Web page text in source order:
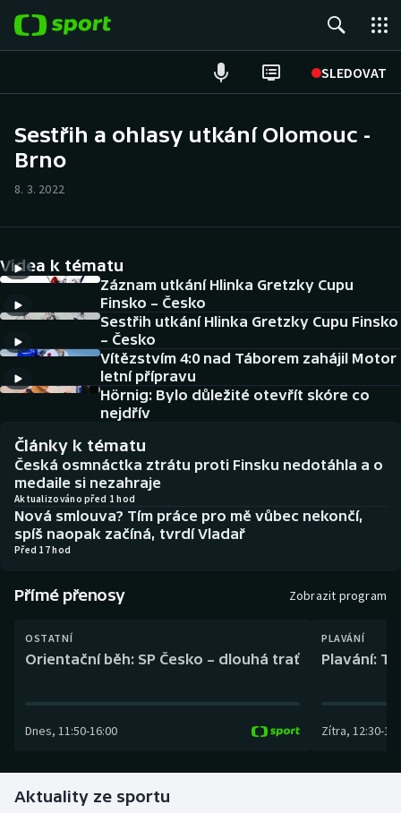
SLEDOVAT
Hokej
Cyklistika
DALŠÍ SPORTY
Americký fotbal
Baseball a softbal
Basketbal
Biatlon
Boby a skeleton
Box
Curling
Golf
NEPŘEHLÉDNĚTE
Historické návraty
Aplikace ČT sport
AZ kvíz
Sestřih a ohlasy utkání Olomouc -
Brno
8. 3. 2022
Videa k tématu
Záznam utkání Hlinka Gretzky Cupu
Finsko – Česko
Sestřih utkání Hlinka Gretzky Cupu Finsko
– Česko
Vítězstvím 4:0 nad Táborem zahájil Motor
letní přípravu
Hörnig: Bylo důležité otevřít skóre co
nejdřív
Články k tématu
Česká osmnáctka ztrátu proti Finsku nedotáhla a o
medaile si nezahraje
Aktualizováno před 1 hod
Nová smlouva? Tím práce pro mě vůbec nekončí,
spíš naopak začíná, tvrdí Vladař
Před 17 hod
Přímé přenosy Zobrazit program
OSTATNÍ
Orientační běh: SP Česko – dlouhá trať
Dnes, 11:50-16:00
PLAVÁNÍ
Plavání:
Zítra, 12:30-
Aktuality ze sportu